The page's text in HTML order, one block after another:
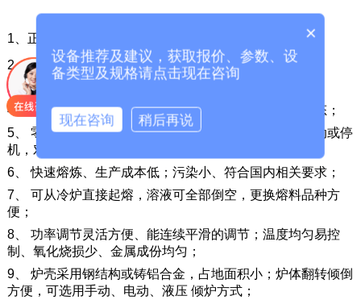
1、正常工作情况下钢铁熔炼吨耗电量550-600KW.h；
2、 功率因数全过程保持0.96以上，无需外加补偿装置；
3、 治理高次谐波，不干扰周边电气设备，不污染电网；
4、 频率适应范围宽，熔化过程中始终保持
谐振状态；
5、 零电压扫描软启动方式，可以在任何状态下随时启动或停
机，对电源无冲击；
6、 快速熔炼、生产成本低；污染小、符合国内相关要求；
7、 可从冷炉直接起熔，溶液可全部倒空，更换熔料品种方
便；
8、 功率调节灵活方便、能连续平滑的调节；温度均匀易控
制、氧化烧损少、金属成份均匀；
9、 炉壳采用钢结构或铸铝合金，占地面积小；炉体翻转倾倒
方便，可选用手动、电动、液压 倾炉方式；
×
设备推荐及建议，获取报价、参数、设
备类型及规格请点击现在咨询
现在咨询 稍后再说